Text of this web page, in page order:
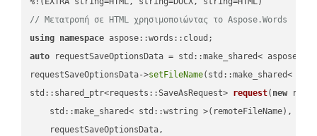
// Μετατροπή σε HTML χρησιμοποιώντας το Aspose.Words
using namespace
auto requestSaveOptionsData = std::make_shared<
requestSaveOptionsData->setFileName(std::make_shared<
std::shared_ptr<requests::SaveAsRequest> request( new
    std::make_shared< std::wstring >(remoteFileName),
    requestSaveOptionsData,